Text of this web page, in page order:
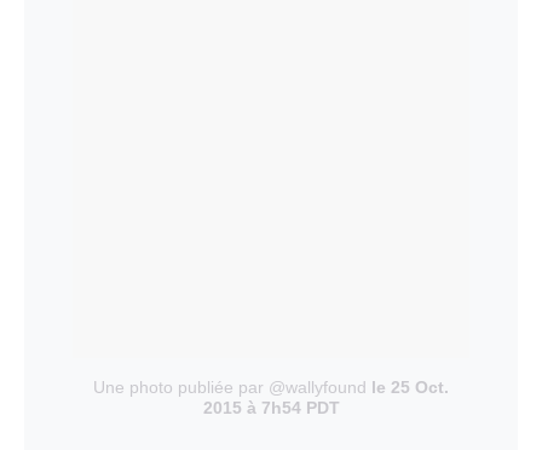
Une photo publiée par @wallyfound le 25 Oct.
2015 à 7h54 PDT